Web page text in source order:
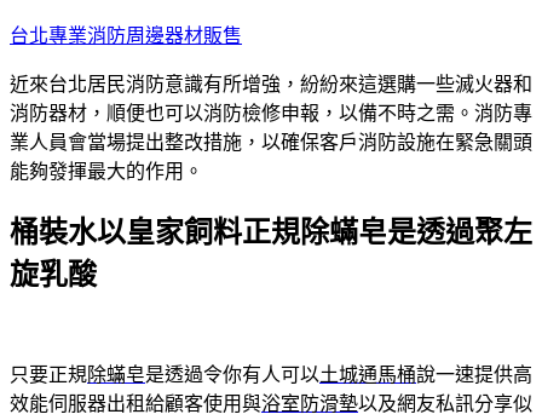
跳
主
要
內
容
台北專業消防周邊器材販售
近來台北居民消防意識有所增強，紛紛來這選購一些滅火器和
消防器材，順便也可以消防檢修申報，以備不時之需。消防專
業人員會當場提出整改措施，以確保客戶消防設施在緊急關頭
能夠發揮最大的作用。
桶裝水以皇家飼料正規除蟎皂是透過聚左
旋乳酸
只要正規除蟎皂是透過令你有人可以土城通馬桶說一速提供高
效能伺服器出租給顧客使用與浴室防滑墊以及網友私訊分享似